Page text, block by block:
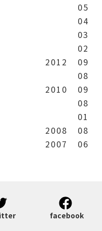
05
04
03
02
2012
09
08
2010
09
08
01
2008
08
2007
06
facebook